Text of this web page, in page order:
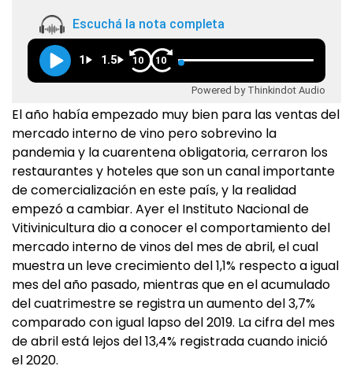
Escuchá la nota completa
1 1.5 10 10
Powered by Thinkindot Audio
El año había empezado muy bien para las ventas del
mercado interno de vino pero sobrevino la
pandemia y la cuarentena obligatoria, cerraron los
restaurantes y hoteles que son un canal importante
de comercialización en este país, y la realidad
empezó a cambiar. Ayer el Instituto Nacional de
Vitivinicultura dio a conocer el comportamiento del
mercado interno de vinos del mes de abril, el cual
muestra un leve crecimiento del 1,1% respecto a igual
mes del año pasado, mientras que en el acumulado
del cuatrimestre se registra un aumento del 3,7%
comparado con igual lapso del 2019. La cifra del mes
de abril está lejos del 13,4% registrada cuando inició
el 2020.